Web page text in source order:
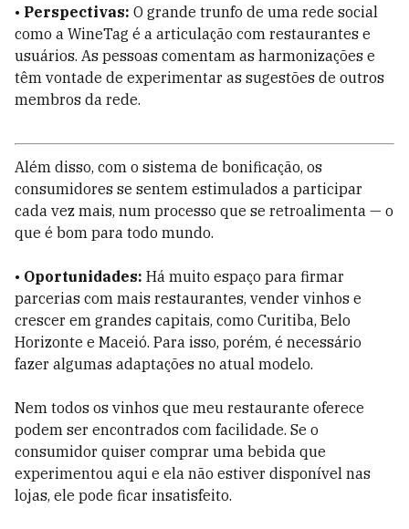
• Perspectivas: O grande trunfo de uma rede social
como a WineTag é a articulação com restaurantes e
usuários. As pessoas comentam as harmonizações e
têm vontade de experimentar as sugestões de outros
membros da rede.
Além disso, com o sistema de bonificação, os
consumidores se sentem estimulados a participar
cada vez mais, num processo que se retroalimenta — o
que é bom para todo mundo.
• Oportunidades: Há muito espaço para firmar
parcerias com mais restaurantes, vender vinhos e
crescer em grandes capitais, como Curitiba, Belo
Horizonte e Maceió. Para isso, porém, é necessário
fazer algumas adaptações no atual modelo.
Nem todos os vinhos que meu restaurante oferece
podem ser encontrados com facilidade. Se o
consumidor quiser comprar uma bebida que
experimentou aqui e ela não estiver disponível nas
lojas, ele pode ficar insatisfeito.